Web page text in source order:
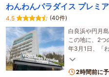
わんわんパラダイス プレミ
4.5
(40件)
白良浜や円月
この地に、2
年3月1日、「
浜」は新たに
2時間前に